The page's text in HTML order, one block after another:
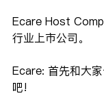
Ecare Host
行业上市公司。
Ecare: 首先和大
吧!